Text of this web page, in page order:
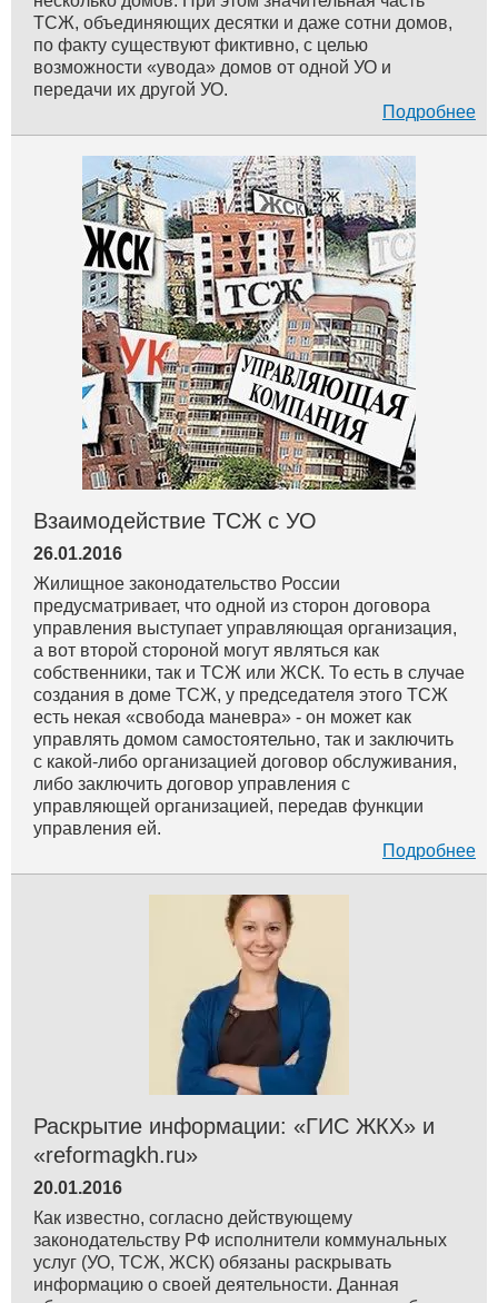
ТСЖ, объединяющих десятки и даже сотни домов,
по факту существуют фиктивно, с целью
возможности «увода» домов от одной УО и
передачи их другой УО.
Подробнее
Взаимодействие ТСЖ с УО
26.01.2016
Жилищное законодательство России
предусматривает, что одной из сторон договора
управления выступает управляющая организация,
а вот второй стороной могут являться как
собственники, так и ТСЖ или ЖСК. То есть в случае
создания в доме ТСЖ, у председателя этого ТСЖ
есть некая «свобода маневра» - он может как
управлять домом самостоятельно, так и заключить
с какой-либо организацией договор обслуживания,
либо заключить договор управления с
управляющей организацией, передав функции
управления ей.
Подробнее
Раскрытие информации: «ГИС ЖКХ» и
«reformagkh.ru»
20.01.2016
Как известно, согласно действующему
законодательству РФ исполнители коммунальных
услуг (УО, ТСЖ, ЖСК) обязаны раскрывать
информацию о своей деятельности. Данная